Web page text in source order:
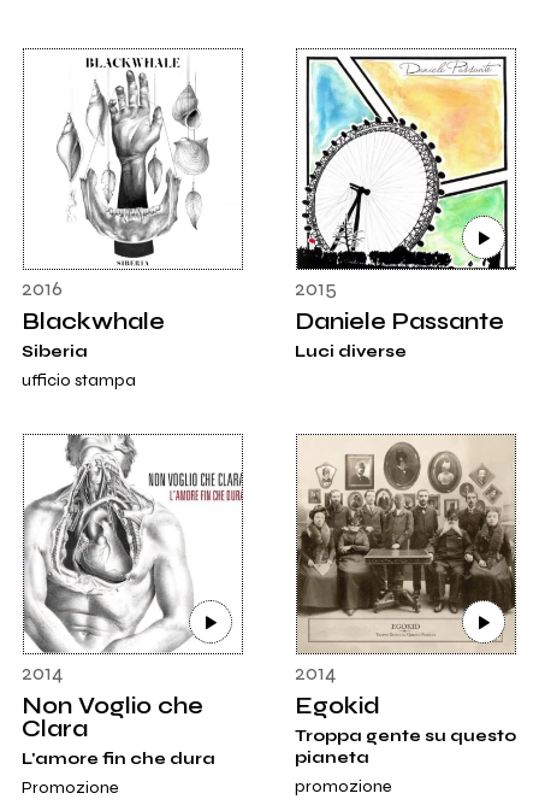
2016
Blackwhale
Siberia
ufficio stampa
2015
Daniele Passante
Luci diverse
2014
Non Voglio che
Clara
L'amore fin che dura
Promozione
2014
Egokid
Troppa gente su questo
pianeta
promozione